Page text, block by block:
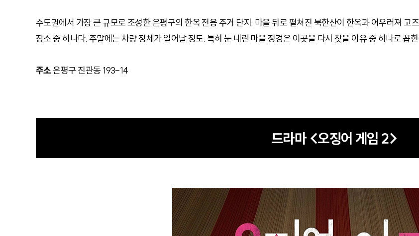
수도권에서 가장 큰 규모로 조성한 은평구의 한옥 전용 주거 단지. 마을 뒤로 펼쳐진 북한산이 한옥과 어우러져 고
장소 중 하나다. 주말에는 차량 정체가 일어날 정도. 특히 눈 내린 마을 정경은 이곳을 다시 찾을 이유 중 하나로 꼽
주소은평구 진관동 193-14
드라마 <오징어 게임 2>